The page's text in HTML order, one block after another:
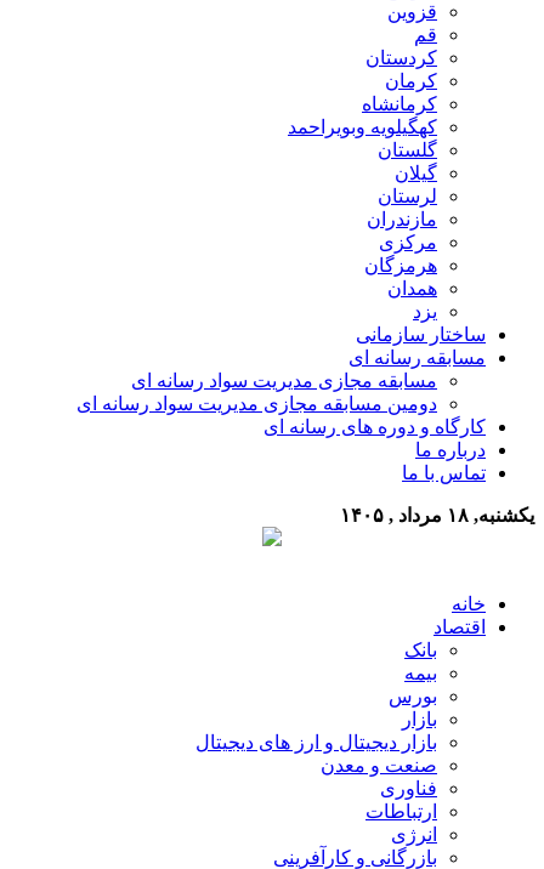
قزوین
قم
کردستان
کرمان
کرمانشاه
کهگیلویه وبویراحمد
گلستان
گیلان
لرستان
مازندران
مرکزی
هرمزگان
همدان
یزد
ساختار سازمانی
مسابقه رسانه ای
مسابقه مجازی مدیریت سواد رسانه ای
دومین مسابقه مجازی مدیریت سواد رسانه ای
کارگاه و دوره های رسانه ای
درباره ما
تماس با ما
یکشنبه, ۱۸ مرداد , ۱۴۰۵
خانه
اقتصاد
بانک
بیمه
بورس
بازار
بازار دیجیتال و ارز های دیجیتال
صنعت و معدن
فناوری
ارتباطات
انرژی
بازرگانی و کارآفرینی